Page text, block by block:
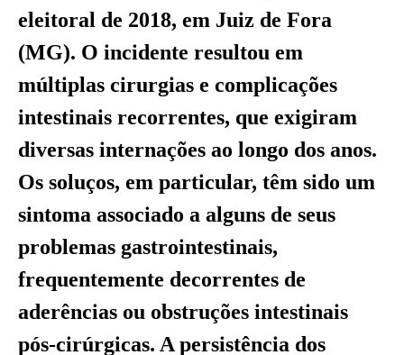
eleitoral de 2018, em Juiz de Fora
(MG). O incidente resultou em
múltiplas cirurgias e complicações
intestinais recorrentes, que exigiram
diversas internações ao longo dos anos.
Os soluços, em particular, têm sido um
sintoma associado a alguns de seus
problemas gastrointestinais,
frequentemente decorrentes de
aderências ou obstruções intestinais
pós-cirúrgicas. A persistência dos